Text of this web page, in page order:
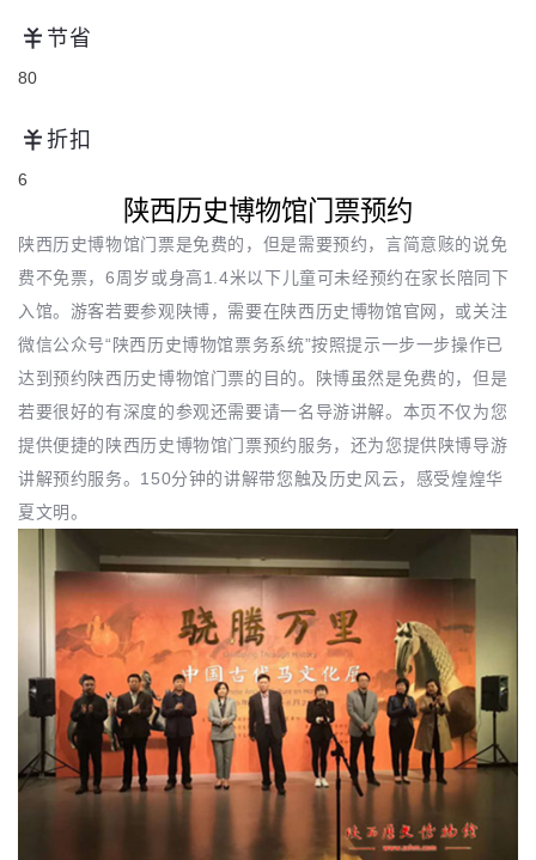
陕西历史博物馆门票预约
陕西历史博物馆门票是免费的，但是需要预约，言简意赅的说免
费不免票，6周岁或身高1.4米以下儿童可未经预约在家长陪同下
入馆。游客若要参观陕博，需要在陕西历史博物馆官网，或关注
微信公众号“陕西历史博物馆票务系统”按照提示一步一步操作已
达到预约陕西历史博物馆门票的目的。陕博虽然是免费的，但是
若要很好的有深度的参观还需要请一名导游讲解。本页不仅为您
提供便捷的陕西历史博物馆门票预约服务，还为您提供陕博导游
讲解预约服务。150分钟的讲解带您触及历史风云，感受煌煌华
夏文明。
节省
80
折扣
6